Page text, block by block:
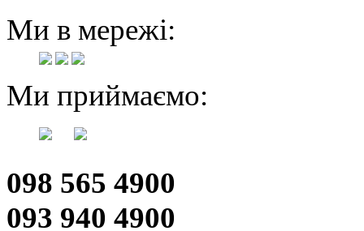
Ми в мережі:
Ми приймаємо:
098 565 4900
093 940 4900